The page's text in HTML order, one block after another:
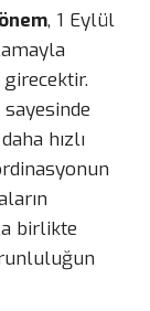
, 1 Eylül
hızlı
birlikte